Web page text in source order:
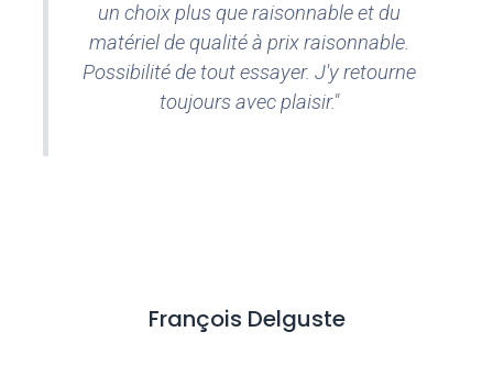
un choix plus que raisonnable et du
matériel de qualité à prix raisonnable.
Possibilité de tout essayer. J'y retourne
toujours avec plaisir."
François Delguste